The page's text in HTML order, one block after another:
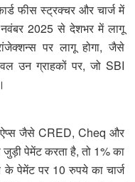
फीस स्ट्रक्चर और चार्ज में
2025 से देशभर में लागू
पर लागू होगा, जैसे
उन ग्राहकों पर, जो SBI
ऐप्स जैसे CRED, Cheq और
पेमेंट करता है, तो 1% का
के पेमेंट पर 10 रुपये का चार्ज